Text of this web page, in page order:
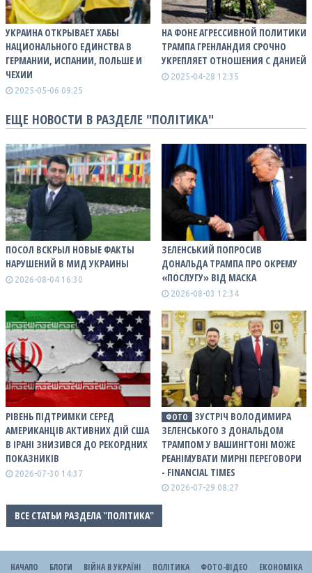
УКРАИНА ОТКРЫВАЕТ ХАБЫ
НАЦИОНАЛЬНОГО ЕДИНСТВА В
ГЕРМАНИИ, ИСПАНИИ, ПОЛЬШЕ И
ЧЕХИИ
2025-05-06 09:25
НА ФОНЕ АГРЕССИВНОЙ ПОЛИТИКИ
ТРАМПА ГРЕНЛАНДИЯ СРОЧНО
УКРЕПЛЯЕТ ОТНОШЕНИЯ С ДАНИЕЙ
2025-04-28 12:35
ЕЩЕ НОВОСТИ В РАЗДЕЛЕ "ПОЛІТИКА"
ПОСОЛ ВСКРЫЛ НОВЫЕ ФАКТЫ
НАРУШЕНИЙ В МИД УКРАИНЫ
2026-08-04 16:30
ЗЕЛЕНСЬКИЙ ПОПРОСИВ
ДОНАЛЬДА ТРАМПА ПРО ОКРЕМУ
«ПОСЛУГУ» ВІД МАСКА
2026-08-03 12:34
РІВЕНЬ ПІДТРИМКИ СЕРЕД
АМЕРИКАНЦІВ АКТИВНИХ ДІЙ США
В ІРАНІ ЗНИЗИВСЯ ДО РЕКОРДНИХ
ПОКАЗНИКІВ
2026-07-30 14:37
ФОТО
ЗУСТРІЧ ВОЛОДИМИРА
ЗЕЛЕНСЬКОГО З ДОНАЛЬДОМ
ТРАМПОМ У ВАШИНГТОНІ МОЖЕ
РЕАНІМУВАТИ МИРНІ ПЕРЕГОВОРИ
- FINANCIAL TIMES
2026-07-29 08:27
ВСЕ СТАТЬИ РАЗДЕЛА "ПОЛІТИКА"
НАЧАЛО БЛОГИ ВІЙНА В УКРАЇНІ ПОЛІТИКА ФОТО-ВІДЕО ЕКОНОМІКА